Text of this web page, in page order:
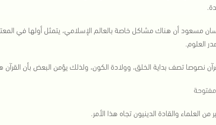
مسعود أن هناك مشاكل خاصة بالعالم الإسلامي، يتمثل أولها في
العلوم.
نصوصا تصف بداية الخلق، وولادة الكون، ولذلك يؤمن البعض بأن
من العلماء والقادة الدينيون تجاه هذا الأمر.